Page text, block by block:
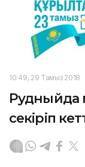
10:49, 29 Тамыз 2018
Рудныйда
секіріп